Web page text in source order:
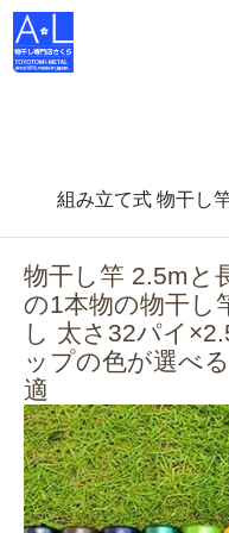
物干し竿 物干し台 布団干
。スタンダードな物干し
し-- 創業45年の老舗物干
組み立て式 物干し
物干し竿 2.5mと
の1本物の物干し
し 太さ32パイ
ップの色が選べ
適